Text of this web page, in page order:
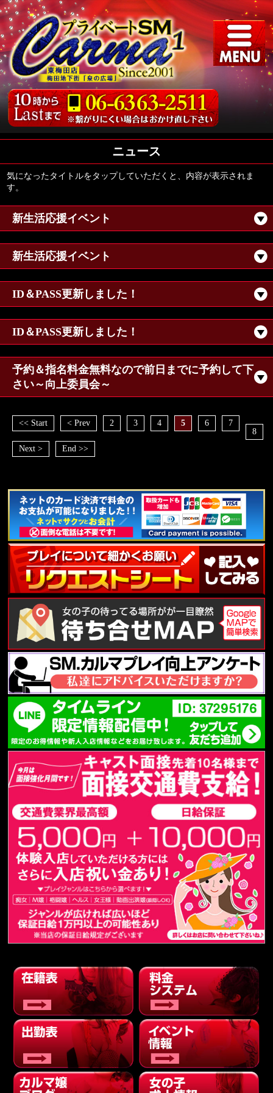
ニュース
気になったタイトルをタップしていただくと、内容が表示されま
す。
新生活応援イベント
新生活応援イベント
ID＆PASS更新しました！
ID＆PASS更新しました！
予約＆指名料金無料なので前日までに予約して下
さい～向上委員会～
<< Start < Prev 2 3 4 5 6
7
8
Next >
End >>